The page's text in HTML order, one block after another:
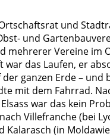
und
und
mehrerer Vereine im
war das Laufen, er
ganzen Erde – und
mit dem Fahrrad.
war das kein
Villefranche (bei
Kalarasch (in